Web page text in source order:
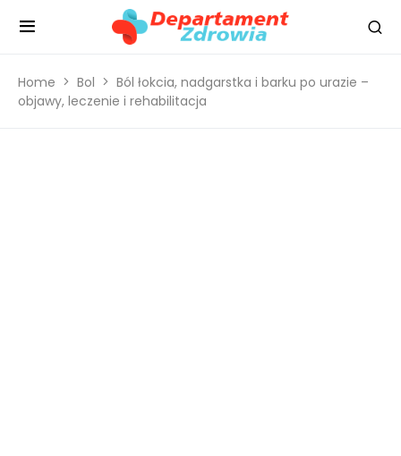
Home Bol
Ból łokcia, nadgarstka i barku po urazie –
objawy, leczenie i rehabilitacja